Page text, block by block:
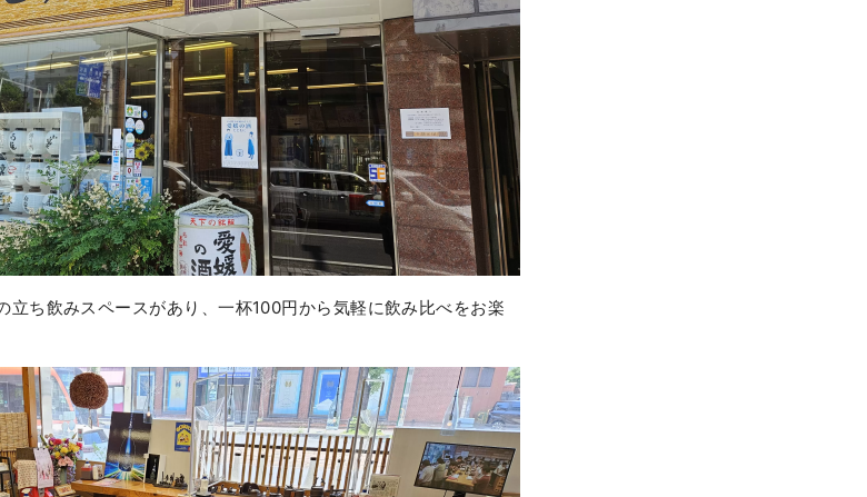
立ち飲みスペースがあり、一杯100円から気軽に飲み比べをお楽